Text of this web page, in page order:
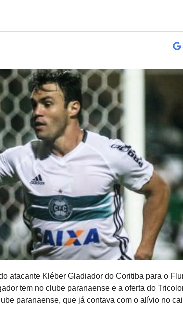
atacante Kléber Gladiador do Coritiba para o
tem no clube paranaense e a oferta do
paranaense, que já contava com o alívio no